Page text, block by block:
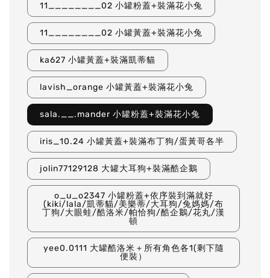
11________02 小罐粉蓋+裝滿花小兔
11________02 小罐黃蓋+裝滿花小兔
ka627 小罐黃蓋+裝滿凱蒂貓
lavish_orange 小罐黃蓋+裝滿花小兔
sala.__.mander 小罐粉蓋+裝滿花小兔
iris_10.24 小罐黃蓋+裝滿布丁狗/蛋黃哥各半
jolin77129128 大罐大耳狗+裝滿酷企鵝
o_u_o2347 小罐粉蓋+依序裝到滿就好
(kiki/lala/凱蒂貓/美樂蒂/大耳狗/兔媽媽/布
丁狗/大眼蛙/酷洛米/帕恰狗/酷企鵝/花丸/漢
頓
yee0.0111 大罐酷洛米＋所有角色各1(剩下隨
便裝）